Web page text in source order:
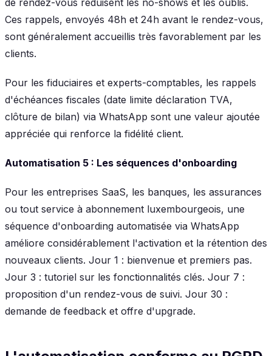
Ces rappels, envoyés 48h et 24h avant le rendez-vous,
sont généralement accueillis très favorablement par les
clients.
Pour les fiduciaires et experts-comptables, les rappels
d'échéances fiscales (date limite déclaration TVA,
clôture de bilan) via WhatsApp sont une valeur ajoutée
appréciée qui renforce la fidélité client.
Automatisation 5 : Les séquences d'onboarding
Pour les entreprises SaaS, les banques, les assurances
ou tout service à abonnement luxembourgeois, une
séquence d'onboarding automatisée via WhatsApp
améliore considérablement l'activation et la rétention des
nouveaux clients. Jour 1 : bienvenue et premiers pas.
Jour 3 : tutoriel sur les fonctionnalités clés. Jour 7 :
proposition d'un rendez-vous de suivi. Jour 30 :
demande de feedback et offre d'upgrade.